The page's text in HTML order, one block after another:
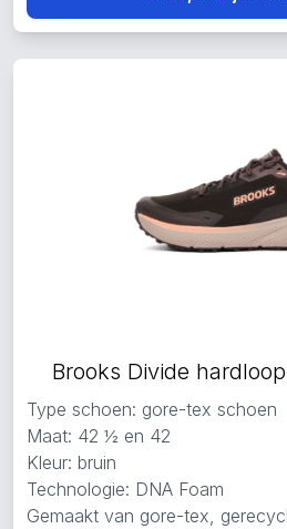
Brooks Divide
Type schoen: gore-tex schoen
Maat: 42 ½ en 42
Kleur: bruin
Technologie: DNA Foam
Gemaakt van gore-tex,